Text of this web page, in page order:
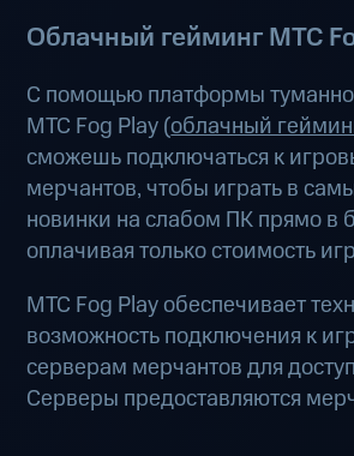
Облачный гейминг МТС
С помощью платформы
МТС Fog Play (облачный
сможешь подключаться к
мерчантов, чтобы играть в
новинки на слабом ПК прямо в
оплачивая только стоимость
МТС Fog Play обеспечивает
возможность подключения к
серверам мерчантов для
Серверы предоставляются